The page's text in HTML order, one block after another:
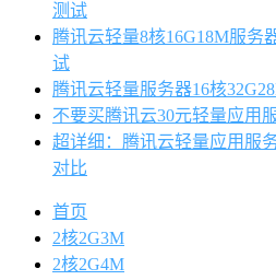
测试
腾讯云轻量8核16G18M服务
试
腾讯云轻量服务器16核
不要买腾讯云30元轻量应用
超详细：腾讯云轻量应用服
对比
首页
2核2G3M
2核2G4M